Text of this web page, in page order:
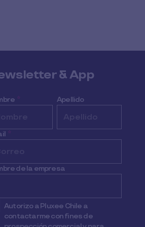
& App
* Apellido
*
de la empresa
Autorizo a Pluxee Chile a
contactarme con fines de